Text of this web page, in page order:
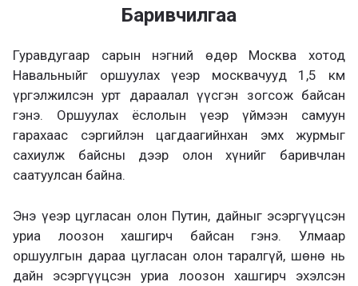
Баривчилгаа
Гуравдугаар сарын нэгний өдөр Москва хотод
Навальныйг оршуулах үеэр москвачууд 1,5 км
үргэлжилсэн урт дараалал үүсгэн зогсож байсан
гэнэ. Оршуулах ёслолын үеэр үймээн самуун
гарахаас сэргийлэн цагдаагийнхан эмх журмыг
сахиулж байсны дээр олон хүнийг баривчлан
саатуулсан байна.
Энэ үеэр цугласан олон Путин, дайныг эсэргүүцсэн
уриа лоозон хашгирч байсан гэнэ. Улмаар
оршуулгын дараа цугласан олон таралгүй, шөнө нь
дайн эсэргүүцсэн уриа лоозон хашгирч эхэлсэн